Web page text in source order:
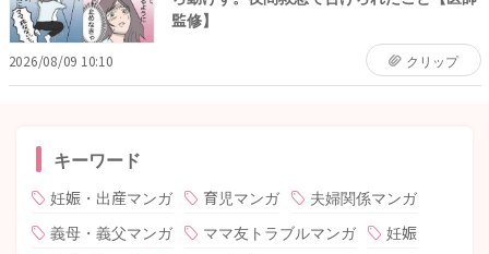
監修】
2026/08/09 10:10 クリップ
キーワード
妊娠・出産マンガ 育児マンガ
夫婦関係マンガ
義母・義父マンガ
ママ友トラブルマンガ
妊娠